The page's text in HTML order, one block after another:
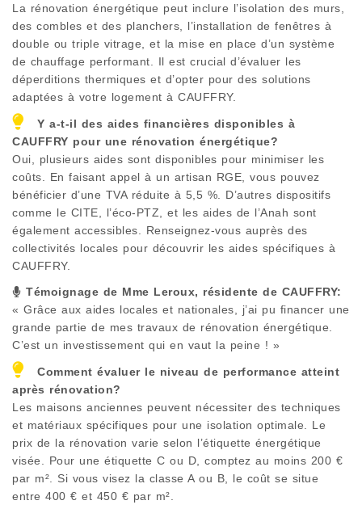
La rénovation énergétique peut inclure l’isolation des murs,
des combles et des planchers, l’installation de fenêtres à
double ou triple vitrage, et la mise en place d’un système
de chauffage performant. Il est crucial d’évaluer les
déperditions thermiques et d’opter pour des solutions
adaptées à votre logement à CAUFFRY.
Y a-t-il des aides financières disponibles à
CAUFFRY pour une rénovation énergétique?
Oui, plusieurs aides sont disponibles pour minimiser les
coûts. En faisant appel à un artisan RGE, vous pouvez
bénéficier d’une TVA réduite à 5,5 %. D’autres dispositifs
comme le CITE, l’éco-PTZ, et les aides de l’Anah sont
également accessibles. Renseignez-vous auprès des
collectivités locales pour découvrir les aides spécifiques à
CAUFFRY.
Témoignage de Mme Leroux, résidente de CAUFFRY:
« Grâce aux aides locales et nationales, j’ai pu financer une
grande partie de mes travaux de rénovation énergétique.
C’est un investissement qui en vaut la peine ! »
Comment évaluer le niveau de performance atteint
après rénovation?
Les maisons anciennes peuvent nécessiter des techniques
et matériaux spécifiques pour une isolation optimale. Le
prix de la rénovation varie selon l’étiquette énergétique
visée. Pour une étiquette C ou D, comptez au moins 200 €
par m². Si vous visez la classe A ou B, le coût se situe
entre 400 € et 450 € par m².